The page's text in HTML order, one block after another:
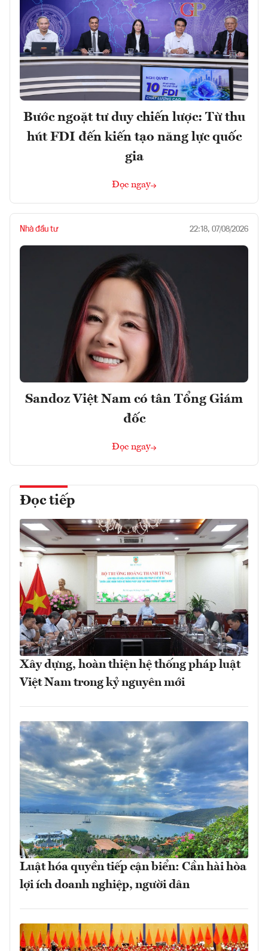
Bước ngoặt tư duy chiến lược: Từ thu
hút FDI đến kiến tạo năng lực quốc
gia
Đọc ngay
Nhà đầu tư 22:18, 07/08/2026
Sandoz Việt Nam có tân Tổng Giám
đốc
Đọc ngay
Đọc tiếp
Xây dựng, hoàn thiện hệ thống pháp luật
Việt Nam trong kỷ nguyên mới
Luật hóa quyền tiếp cận biển: Cần hài hòa
lợi ích doanh nghiệp, người dân